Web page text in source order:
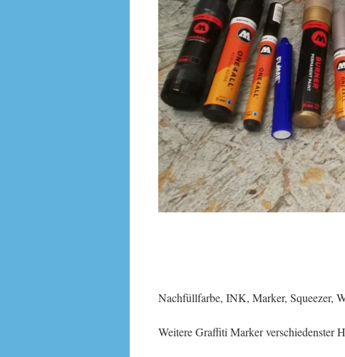
Nachfüllfarbe, INK, Marker, Squeezer,
Weitere Graffiti Marker verschiedenster